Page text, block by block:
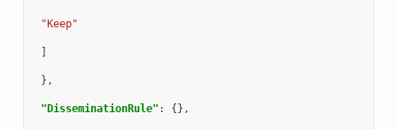
"Keep"
]
},
"DisseminationRule" : {},